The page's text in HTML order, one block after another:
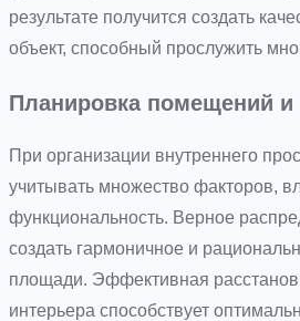
результате получится создать
объект, способный прослужить
Планировка помещений и
При организации внутреннего
учитывать множество факторов,
функциональность. Верное
создать гармоничное и
площади. Эффективная
интерьера способствует